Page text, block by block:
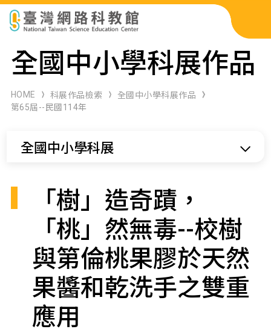
科展作品檢索
科學研習月刊
全國中小學科展作品
HOME 科展作品檢索
全國中小學科展作品
第65屆--民國114年
全國中小學科展
「樹」造奇蹟，
「桃」然無毒--校樹
與第倫桃果膠於天然
果醬和乾洗手之雙重
應用